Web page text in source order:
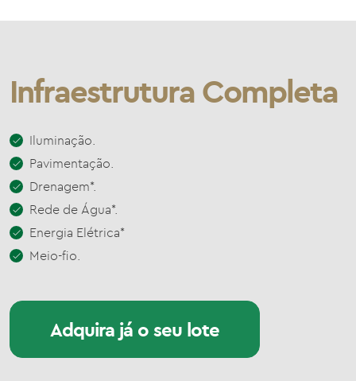
Infraestrutura Completa
Iluminação.
Pavimentação.
Drenagem*.
Rede de Água*.
Energia Elétrica*
Meio-fio.
Adquira já o seu lote